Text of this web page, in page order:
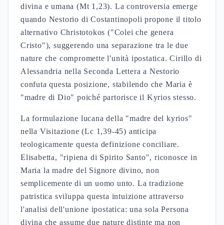
consacrazione totale alla generazione del Logos
eterno (Lc 2,22-38).
FONTI:
Lc 2,22-38